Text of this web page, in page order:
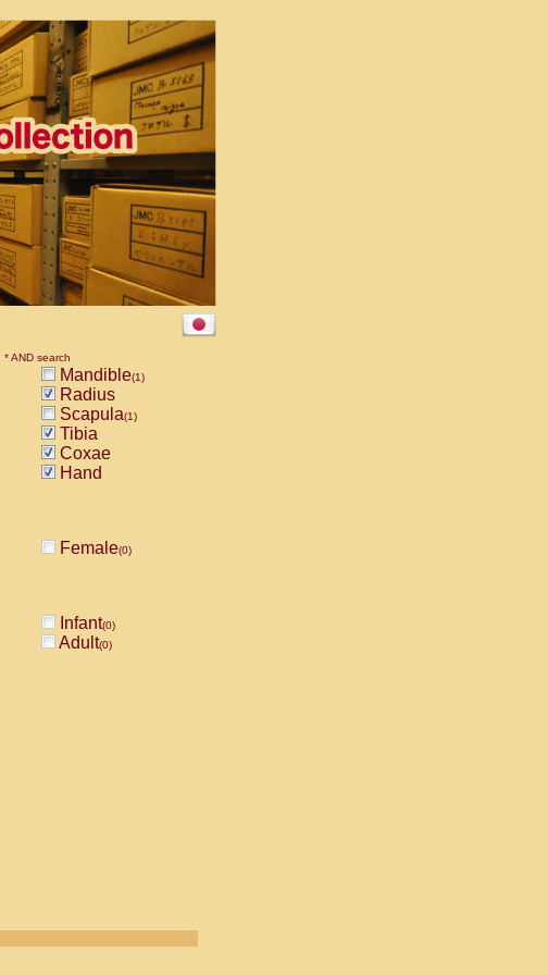
* AND search
Mandible(1)
Radius
Scapula(1)
Tibia
Coxae
Hand
Female(0)
Infant(0)
Adult(0)